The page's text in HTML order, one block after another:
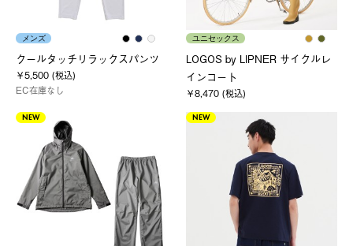
メンズ
クールタッチリラックスパンツ
￥5,500 (税込)
EC在庫なし
ユニセックス
LOGOS by LIPNER サイクルレ
インコート
￥8,470 (税込)
NEW NEW